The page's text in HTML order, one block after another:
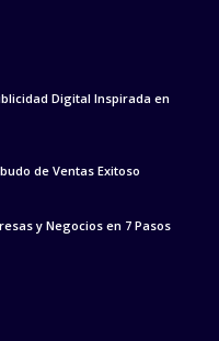
Digital Inspirada en
de Ventas Exitoso
y Negocios en 7 Pasos